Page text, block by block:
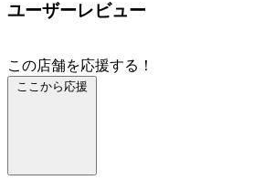
ユーザーレビュー
この店舗を応援する！
ここから応援